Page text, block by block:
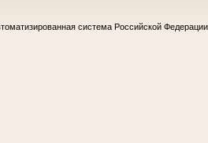
система Российской